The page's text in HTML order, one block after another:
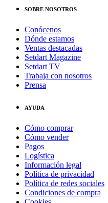
SOBRE NOSOTROS
Conócenos
Dónde estamos
Ventas destacadas
Setdart Magazine
Setdart TV
Trabaja con nosotros
Prensa
AYUDA
Cómo comprar
Cómo vender
Pagos
Logística
Información legal
Política de privacidad
Política de redes sociales
Condiciones de compra